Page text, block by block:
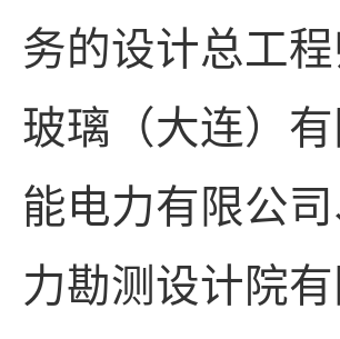
务的设计总工
玻璃（大连）
能电力有限公
力勘测设计院